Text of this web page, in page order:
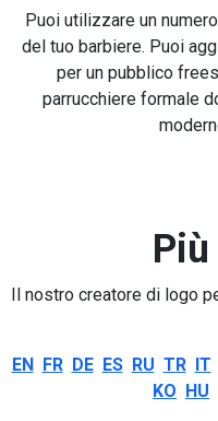
Puoi utilizzare un
del tuo barbiere. Puoi
per un pubblico
parrucchiere formale
Il nostro creatore di logo
EN FR DE ES RU TR IT
KO HU